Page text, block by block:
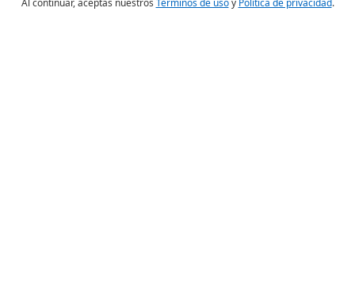
Al continuar, aceptas nuestros Términos de usoy Política de privacidad.